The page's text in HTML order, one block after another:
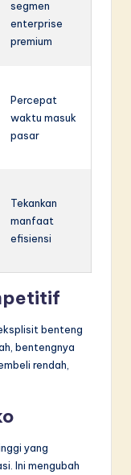
segmen
enterprise
premium
Percepat
waktu masuk
pasar
Tekankan
manfaat
efisiensi
benteng
bentengnya
rendah,
yang
Ini mengubah